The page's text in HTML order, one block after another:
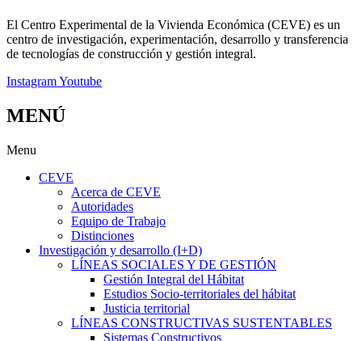
El Centro Experimental de la Vivienda Económica (CEVE) es un
centro de investigación, experimentación, desarrollo y transferencia
de tecnologías de construcción y gestión integral.
InstagramYoutube
MENÚ
Menu
CEVE
Acerca de CEVE
Autoridades
Equipo de Trabajo
Distinciones
Investigación y desarrollo (I+D)
LÍNEAS SOCIALES Y DE GESTIÓN
Gestión Integral del Hábitat
Estudios Socio-territoriales del hábitat
Justicia territorial
LÍNEAS CONSTRUCTIVAS SUSTENTABLES
Sistemas Constructivos